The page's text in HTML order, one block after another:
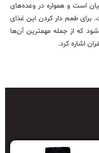
است و همواره در وعده‌های
برای طعم دار کردن این غذای
که از جمله مهمترین آن‌ها
اشاره کرد.